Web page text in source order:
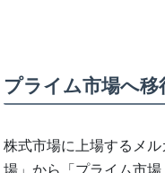
プライム市場へ移
株式市場に上場するメ
場」から「プライム市